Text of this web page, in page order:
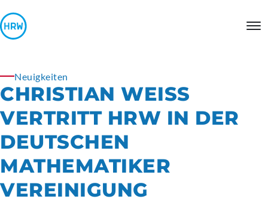
Neuigkeiten
CHRISTIAN WEISS V
ERTRITT HRW IN DER D
EUTSCHEN M
ATHEMATIKER V
EREINIGUNG